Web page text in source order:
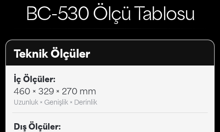
BC-530 Ölçü Tablosu
Teknik Ölçüler
İç Ölçüler:
460 × 329 × 270 mm
Uzunluk × Genişlik × Derinlik
Dış Ölçüler: